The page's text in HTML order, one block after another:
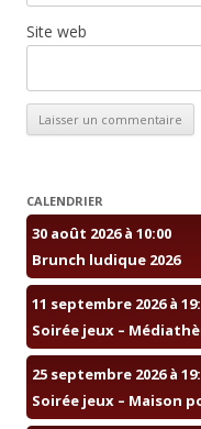
Site web
CALENDRIER
30 août 2026 à 10:00
Brunch ludique 2026
11 septembre 2026 à
Soirée jeux –
25 septembre 2026 à
Soirée jeux – Maison